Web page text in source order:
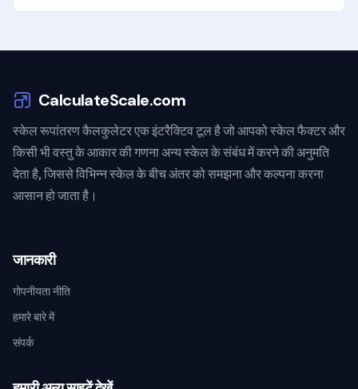
CalculateScale.com
स्केल रूपांतरण कैलकुलेटर एक इंटरैक्टिव टूल है जो आपको स्केल फैक्टर और
किसी भी वस्तु के आकार की गणना अन्य स्केल के संबंध में करने की अनुमति
देता है, जिससे विभिन्न स्केल के बीच अंतर को समझना और कल्पना करना
आसान हो जाता है।
जानकारी
गोपनीयता नीति
हमारे बारे में
संपर्क